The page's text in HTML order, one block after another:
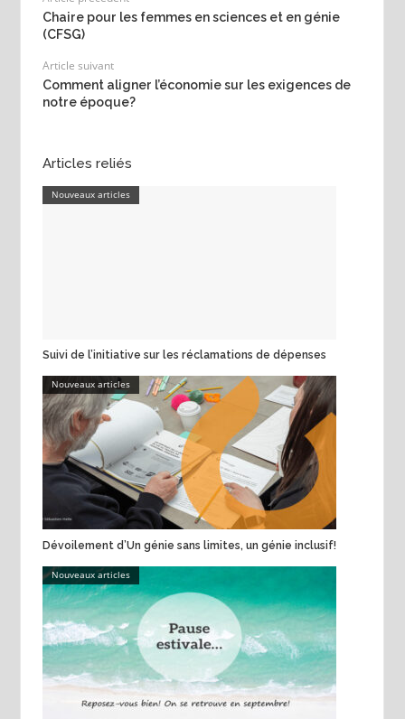
Chaire pour les femmes en sciences et en génie
(CFSG)
Article suivant
Comment aligner l’économie sur les exigences de
notre époque?
Articles reliés
Nouveaux articles
Suivi de l’initiative sur les réclamations de dépenses
Nouveaux articles
Dévoilement d’Un génie sans limites, un génie inclusif!
Nouveaux articles